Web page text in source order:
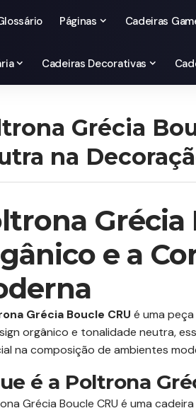
Páginas Cadeiras
Cadeiras Decorativas
Grécia
na
Grécia
e a
Grécia Boucle CRU é uma
orgânico e tonalidade neutra,
na composição de ambientes
é a Poltrona
Grécia Boucle CRU é uma